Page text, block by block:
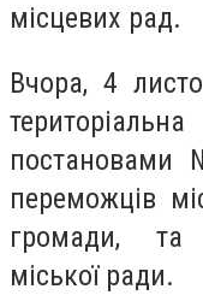
місцевих рад.
Вчора, 4
переможців
громади, та
міської ради.